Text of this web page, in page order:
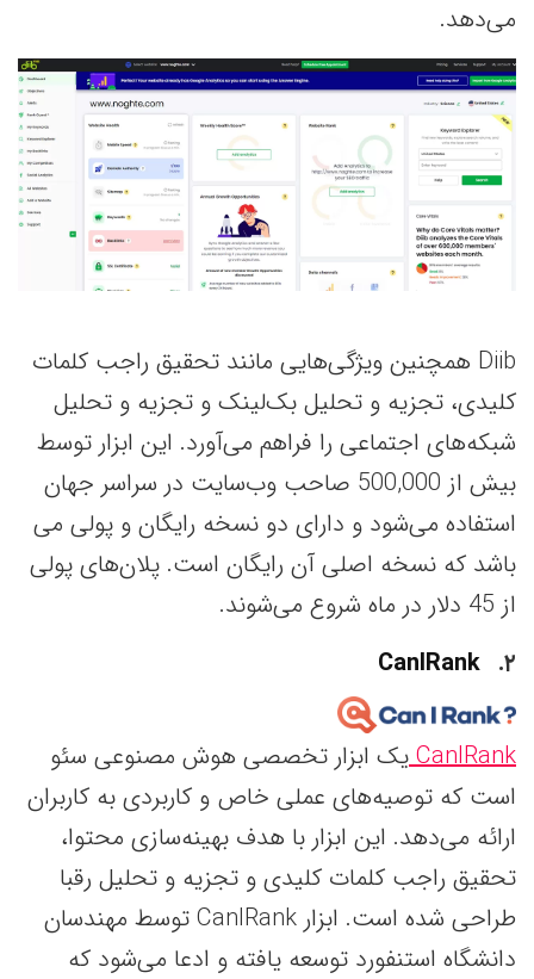
می‌دهد.
Diib همچنین ویژگی‌هایی مانند تحقیق راجب کلمات
کلیدی، تجزیه و تحلیل بک‌لینک و تجزیه و تحلیل
شبکه‌های اجتماعی را فراهم می‌آورد. این ابزار توسط
بیش از 500,000 صاحب وب‌سایت در سراسر جهان
استفاده می‌شود و دارای دو نسخه رایگان و پولی می
باشد که نسخه اصلی آن رایگان است. پلان‌های پولی
از 45 دلار در ماه شروع می‌شوند.
۲
CanlRank
CanIRankیک ابزار تخصصی هوش مصنوعی سئو
است که توصیه‌های عملی خاص و کاربردی به کاربران
ارائه می‌دهد. این ابزار با هدف بهینه‌سازی محتوا،
تحقیق راجب کلمات کلیدی و تجزیه و تحلیل رقبا
طراحی شده است. ابزار CanIRank توسط مهندسان
دانشگاه استنفورد توسعه یافته و ادعا می‌شود که